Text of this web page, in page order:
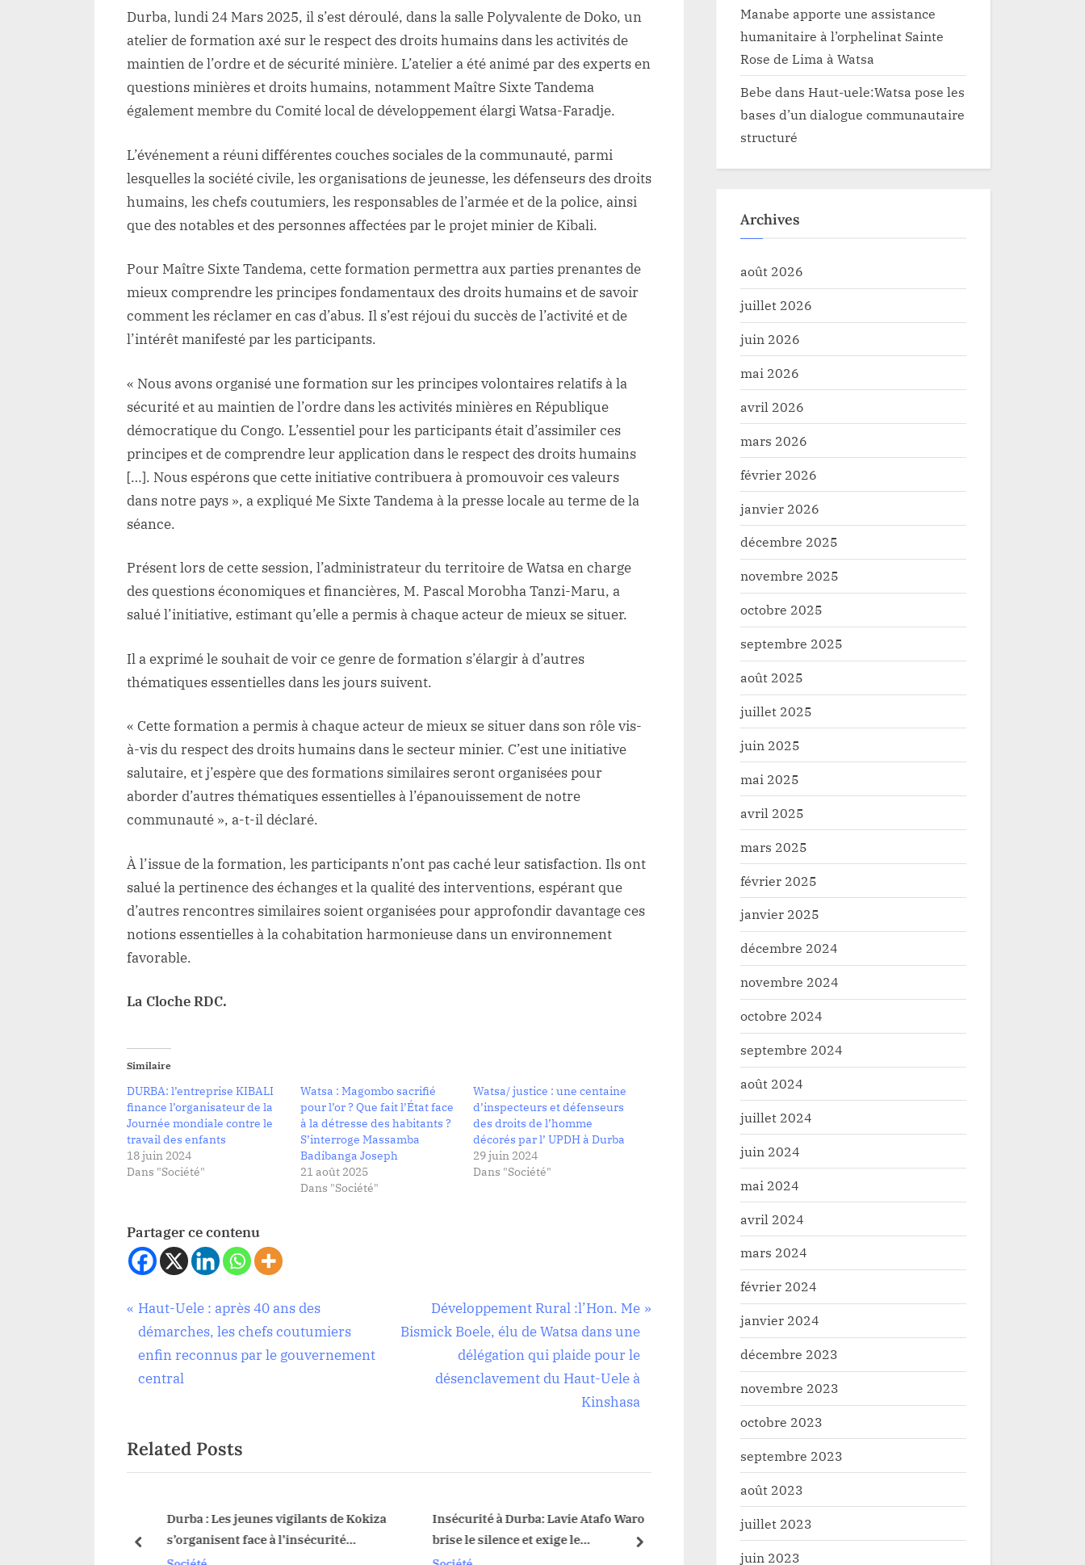
l’homme
à
Durba
Durba, lundi 24 Mars 2025, il s’est déroulé, dans la salle Polyvalente de Doko, un
atelier de formation axé sur le respect des droits humains dans les activités de
maintien de l’ordre et de sécurité minière. L’atelier a été animé par des experts en
questions minières et droits humains, notamment Maître Sixte Tandema
également membre du Comité local de développement élargi Watsa-Faradje.
L’événement a réuni différentes couches sociales de la communauté, parmi
lesquelles la société civile, les organisations de jeunesse, les défenseurs des droits
humains, les chefs coutumiers, les responsables de l’armée et de la police, ainsi
que des notables et des personnes affectées par le projet minier de Kibali.
Pour Maître Sixte Tandema, cette formation permettra aux parties prenantes de
mieux comprendre les principes fondamentaux des droits humains et de savoir
comment les réclamer en cas d’abus. Il s’est réjoui du succès de l’activité et de
l’intérêt manifesté par les participants.
« Nous avons organisé une formation sur les principes volontaires relatifs à la
sécurité et au maintien de l’ordre dans les activités minières en République
démocratique du Congo. L’essentiel pour les participants était d’assimiler ces
principes et de comprendre leur application dans le respect des droits humains
[…]. Nous espérons que cette initiative contribuera à promouvoir ces valeurs
dans notre pays », a expliqué Me Sixte Tandema à la presse locale au terme de la
séance.
Présent lors de cette session, l’administrateur du territoire de Watsa en charge
des questions économiques et financières, M. Pascal Morobha Tanzi-Maru, a
salué l’initiative, estimant qu’elle a permis à chaque acteur de mieux se situer.
Il a exprimé le souhait de voir ce genre de formation s’élargir à d’autres
thématiques essentielles dans les jours suivent.
« Cette formation a permis à chaque acteur de mieux se situer dans son rôle vis-
à-vis du respect des droits humains dans le secteur minier. C’est une initiative
salutaire, et j’espère que des formations similaires seront organisées pour
aborder d’autres thématiques essentielles à l’épanouissement de notre
communauté », a-t-il déclaré.
À l’issue de la formation, les participants n’ont pas caché leur satisfaction. Ils ont
salué la pertinence des échanges et la qualité des interventions, espérant que
d’autres rencontres similaires soient organisées pour approfondir davantage ces
notions essentielles à la cohabitation harmonieuse dans un environnement
favorable.
La Cloche RDC.
Similaire
DURBA: l’entreprise KIBALI
finance l’organisateur de la
Journée mondiale contre le
travail des enfants
18 juin 2024
Dans "Société"
Watsa : Magombo sacrifié
pour l’or ? Que fait l’État face
à la détresse des habitants ?
S’interroge Massamba
Badibanga Joseph
21 août 2025
Dans "Société"
Watsa/ justice : une centaine
d’inspecteurs et défenseurs
des droits de l’homme
décorés par l’ UPDH à Durba
29 juin 2024
Dans "Société"
Partager ce contenu
Société
Navigation
de
l’article
P
r
e
v
u
s
s
Haut-Uele : après 40 ans des
démarches, les chefs coutumiers
enfin reconnus par le gouvernement
central
N
e
t
Développement Rural :l’Hon. Me
Bismick Boele, élu de Watsa dans une
délégation qui plaide pour le
désenclavement du Haut-Uele à
Kinshasa
Related Posts
Durba : Les jeunes vigilants de Kokiza
s’organisent face à l’insécurité
grandissante
Insécurité à Durba: Lavie Atafo Waro
brise le silence et exige le
remplacement de responsables
Watsa : La Société Civile forces vives
exige le départ du colonel Aimé Twite
MADJIBA
prev next
Manabe apporte une assistance
humanitaire à l’orphelinat Sainte
Rose de Lima à Watsa
Bebe dans Haut-uele:Watsa pose les
bases d’un dialogue communautaire
structuré
Archives
août 2026
juillet 2026
juin 2026
mai 2026
avril 2026
mars 2026
février 2026
janvier 2026
décembre 2025
novembre 2025
octobre 2025
septembre 2025
août 2025
juillet 2025
juin 2025
mai 2025
avril 2025
mars 2025
février 2025
janvier 2025
décembre 2024
novembre 2024
octobre 2024
septembre 2024
août 2024
juillet 2024
juin 2024
mai 2024
avril 2024
mars 2024
février 2024
janvier 2024
décembre 2023
novembre 2023
octobre 2023
septembre 2023
août 2023
juillet 2023
juin 2023